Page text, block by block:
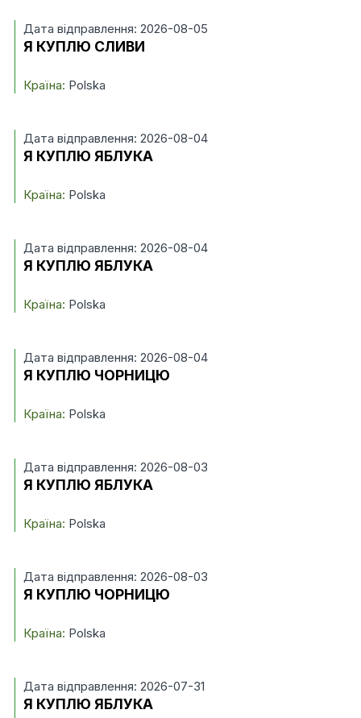
Дата відправлення: 2026-08-05
Я КУПЛЮ СЛИВИ
Країна: Polska
Дата відправлення: 2026-08-04
Я КУПЛЮ ЯБЛУКА
Країна: Polska
Дата відправлення: 2026-08-04
Я КУПЛЮ ЯБЛУКА
Країна: Polska
Дата відправлення: 2026-08-04
Я КУПЛЮ ЧОРНИЦЮ
Країна: Polska
Дата відправлення: 2026-08-03
Я КУПЛЮ ЯБЛУКА
Країна: Polska
Дата відправлення: 2026-08-03
Я КУПЛЮ ЧОРНИЦЮ
Країна: Polska
Дата відправлення: 2026-07-31
Я КУПЛЮ ЯБЛУКА